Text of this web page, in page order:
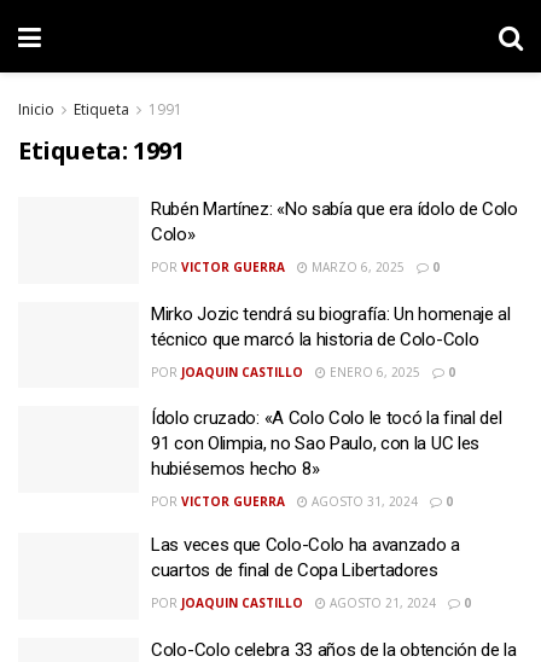
Inicio Etiqueta 1991
Etiqueta: 1991
Rubén Martínez: «No sabía que era ídolo de Colo
Colo»
POR VICTOR GUERRA MARZO 6, 2025 0
Mirko Jozic tendrá su biografía: Un homenaje al
técnico que marcó la historia de Colo-Colo
POR JOAQUIN CASTILLO ENERO 6, 2025 0
Ídolo cruzado: «A Colo Colo le tocó la final del
91 con Olimpia, no Sao Paulo, con la UC les
hubiésemos hecho 8»
POR VICTOR GUERRA AGOSTO 31, 2024 0
Las veces que Colo-Colo ha avanzado a
cuartos de final de Copa Libertadores
POR JOAQUIN CASTILLO AGOSTO 21, 2024 0
Colo-Colo celebra 33 años de la obtención de la